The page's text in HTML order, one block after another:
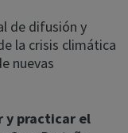
de difusión y
la crisis climática
nuevas
y practicar el